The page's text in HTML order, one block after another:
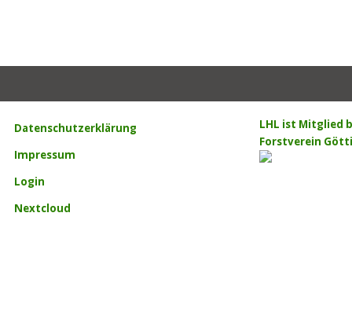
Datenschutzerklärung
Impressum
Login
Nextcloud
LHL ist Mitglied
Forstverein